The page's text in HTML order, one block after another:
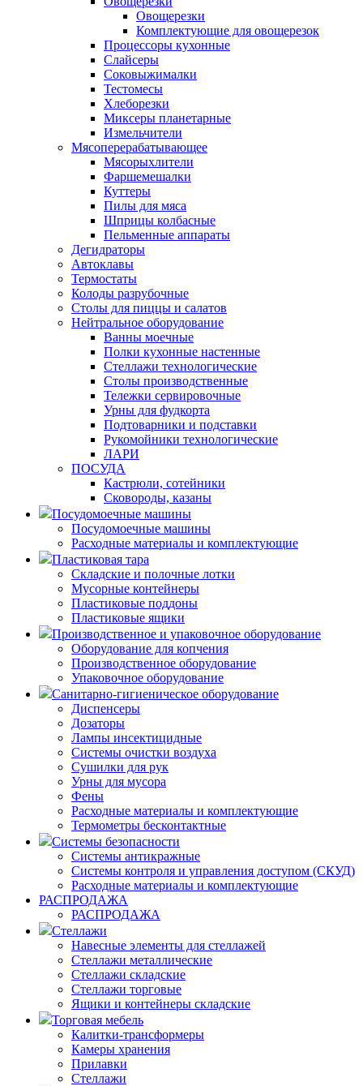
Овощерезки
Комплектующие для овощерезок
Процессоры кухонные
Слайсеры
Соковыжималки
Тестомесы
Хлеборезки
Миксеры планетарные
Измельчители
Мясоперерабатывающее
Мясорыхлители
Фаршемешалки
Куттеры
Пилы для мяса
Шприцы колбасные
Пельменные аппараты
Дегидраторы
Автоклавы
Термостаты
Колоды разрубочные
Столы для пиццы и салатов
Нейтральное оборудование
Ванны моечные
Полки кухонные настенные
Стеллажи технологические
Столы производственные
Тележки сервировочные
Урны для фудкорта
Подтоварники и подставки
Рукомойники технологические
ЛАРИ
ПОСУДА
Кастрюли, сотейники
Сковороды, казаны
Посудомоечные машины
Посудомоечные машины
Расходные материалы и комплектующие
Пластиковая тара
Складские и полочные лотки
Мусорные контейнеры
Пластиковые поддоны
Пластиковые ящики
Производственное и упаковочное оборудование
Оборудование для копчения
Производственное оборудование
Упаковочное оборудование
Санитарно-гигиеническое оборудование
Диспенсеры
Дозаторы
Лампы инсектицидные
Системы очистки воздуха
Сушилки для рук
Урны для мусора
Фены
Расходные материалы и комплектующие
Термометры бесконтактные
Системы безопасности
Системы антикражные
Системы контроля и управления доступом (СКУД)
Расходные материалы и комплектующие
РАСПРОДАЖА
РАСПРОДАЖА
Стеллажи
Навесные элементы для стеллажей
Стеллажи металлические
Стеллажи складские
Стеллажи торговые
Ящики и контейнеры складские
Торговая мебель
Калитки-трансформеры
Камеры хранения
Прилавки
Стеллажи